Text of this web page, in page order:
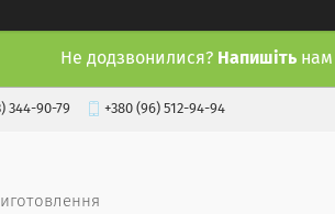
Не додзвонилися? Напишіть нам
344-90-79 +380 (96) 512-94-94